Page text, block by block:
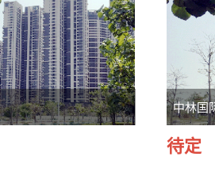
中林国
待定